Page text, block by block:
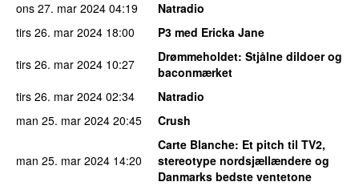
ons 27. mar 2024 04:19
Natradio
tirs 26. mar 2024 18:00
P3 med Ericka Jane
tirs 26. mar 2024 10:27 Drømmeholdet: Stjålne dildoer og
baconmærket
tirs 26. mar 2024 02:34
Natradio
man 25. mar 2024 20:45 Crush
man 25. mar 2024 14:20
Carte Blanche: Et pitch til TV2,
stereotype nordsjællændere og
Danmarks bedste ventetone